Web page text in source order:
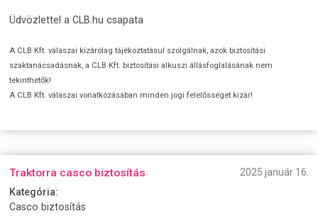
Üdvözlettel a CLB.hu csapata
A CLB Kft. válaszai kizárólag tájékoztatásul szolgálnak, azok biztosítási
szaktanácsadásnak, a CLB Kft. biztosítási alkuszi állásfoglalásának nem
tekinthetők!
A CLB Kft. válaszai vonatkozásában minden jogi felelősséget kizár!
Traktorra casco biztosítás
2025 január 16.
Kategória:
Casco biztosítás